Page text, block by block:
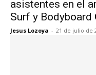
asistentes en el
Surf y
Jesus Lozoya - 21 de julio de